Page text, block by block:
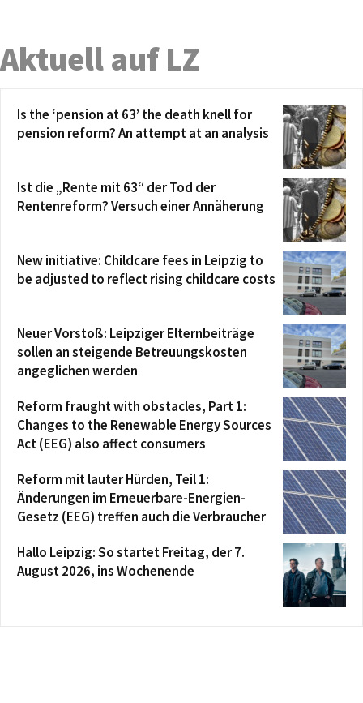
Aktuell auf LZ
Is the ‘pension at 63’ the death knell for
pension reform? An attempt at an analysis
Ist die „Rente mit 63“ der Tod der
Rentenreform? Versuch einer Annäherung
New initiative: Childcare fees in Leipzig to
be adjusted to reflect rising childcare costs
Neuer Vorstoß: Leipziger Elternbeiträge
sollen an steigende Betreuungskosten
angeglichen werden
Reform fraught with obstacles, Part 1:
Changes to the Renewable Energy Sources
Act (EEG) also affect consumers
Reform mit lauter Hürden, Teil 1:
Änderungen im Erneuerbare-Energien-
Gesetz (EEG) treffen auch die Verbraucher
Hallo Leipzig: So startet Freitag, der 7.
August 2026, ins Wochenende